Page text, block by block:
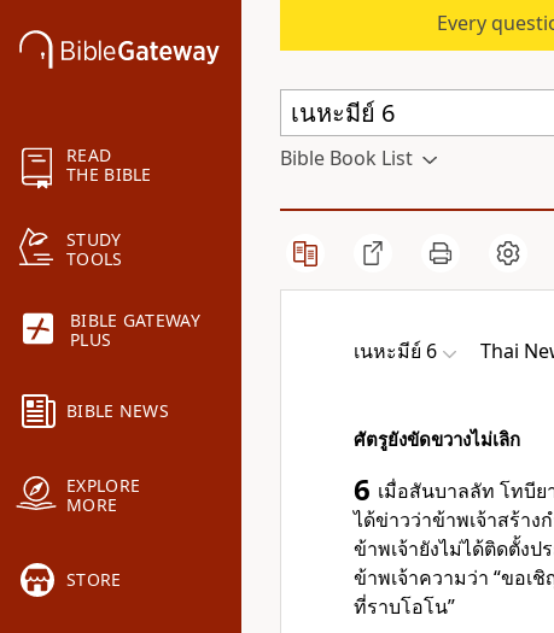
READ
THE BIBLE
STUDY
TOOLS
BIBLE GATEWAY
PLUS
BIBLE NEWS
EXPLORE
MORE
STORE
Every
Bible Book List
เนหะมีย์ 6 Thai
ศัตรูยังขัดขวางไม่เลิก
6 เมื่อสันบาลลัท โทบีย
ได้ข่าวว่าข้าพเจ้าสร้าง
ข้าพเจ้ายังไม่ได้ติดตั้งป
ข้าพเจ้าความว่า “ขอ
ที่ราบโอโน”